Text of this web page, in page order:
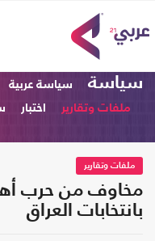
سياسة سياسة عربية
ملفات وتقارير
اختبار
ملفات وتقارير
مخاوف من حرب
بانتخابات العراق